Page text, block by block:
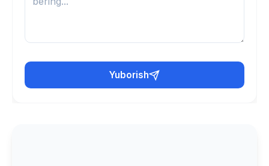
Yuborish